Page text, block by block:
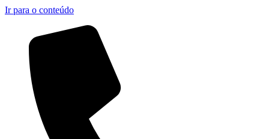
Ir para o conteúdo